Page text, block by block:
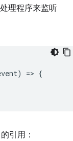
理程序来监听
) => {
引用：